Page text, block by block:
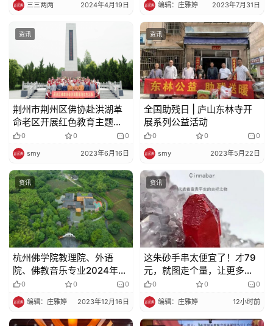
三三两两 2024年4月19日 编辑：庄雅婷 2023年7月31日
资讯
荆州市荆州区佛协赴洪湖革
命老区开展红色教育主题活
动0 0 0
smy 2023年6月16日
资讯
全国助残日 | 庐山东林寺开
展系列公益活动
0 0 0
smy 2023年5月22日
资讯
杭州佛学院教理院、外语
院、佛教音乐专业2024年招
生简章
0 0 0
编辑：庄雅婷 2023年12月16日
资讯
这朱砂手串太便宜了！才79
元，就图走个量，让更多买
到的人，好事连连，朱事吉
祥！
0 0 0
编辑：庄雅婷 12小时前